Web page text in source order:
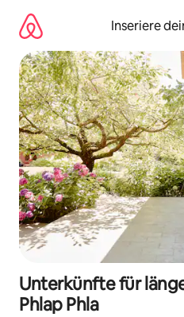
Inhalten
springen
Inseriere
Unterkünfte für
Phlap Phla